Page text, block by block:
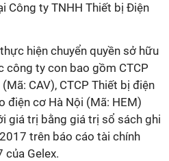
Công ty TNHH Thiết bị Điện
hiện chuyển quyền sở hữu
công ty con bao gồm CTCP
CAV), CTCP Thiết bị điện
điện cơ Hà Nội (Mã: HEM)
giá trị bằng giá trị sổ sách ghi
trên báo cáo tài chính
của Gelex.